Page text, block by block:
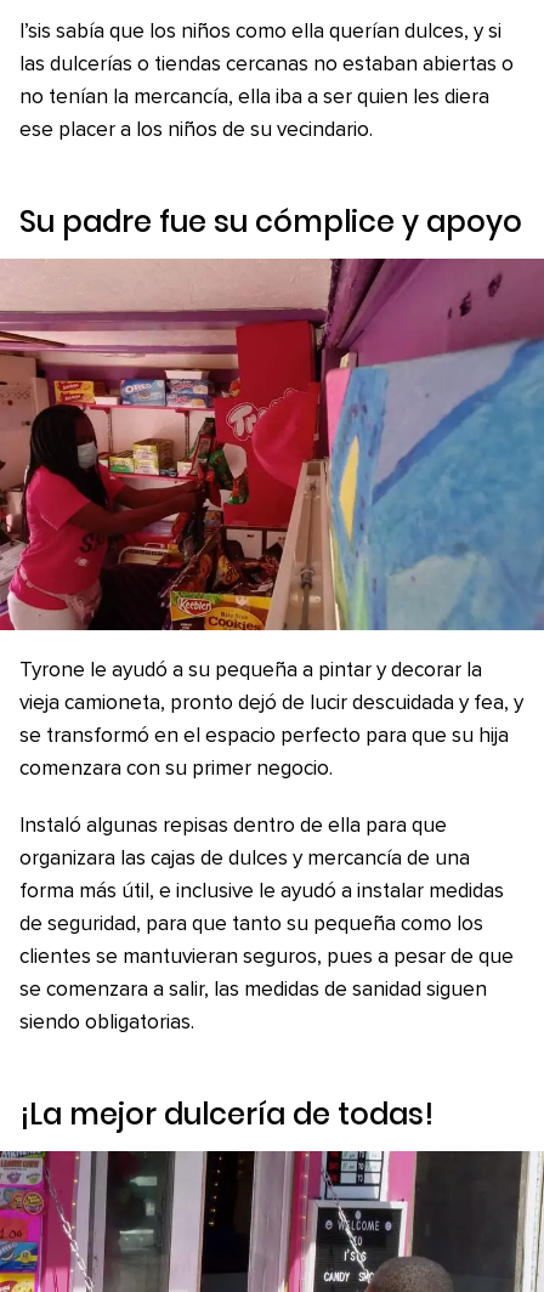
I’sis sabía que los niños como ella querían dulces, y si
las dulcerías o tiendas cercanas no estaban abiertas o
no tenían la mercancía, ella iba a ser quien les diera
ese placer a los niños de su vecindario.
Su padre fue su cómplice y apoyo
Tyrone le ayudó a su pequeña a pintar y decorar la
vieja camioneta, pronto dejó de lucir descuidada y fea, y
se transformó en el espacio perfecto para que su hija
comenzara con su primer negocio.
Instaló algunas repisas dentro de ella para que
organizara las cajas de dulces y mercancía de una
forma más útil, e inclusive le ayudó a instalar medidas
de seguridad, para que tanto su pequeña como los
clientes se mantuvieran seguros, pues a pesar de que
se comenzara a salir, las medidas de sanidad siguen
siendo obligatorias.
¡La mejor dulcería de todas!